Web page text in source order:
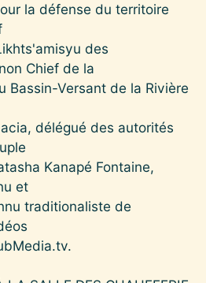
la défense du territoire
des
Chief de la
Bassin-Versant de la Rivière
délégué des autorités
Kanapé Fontaine,
et
traditionaliste de